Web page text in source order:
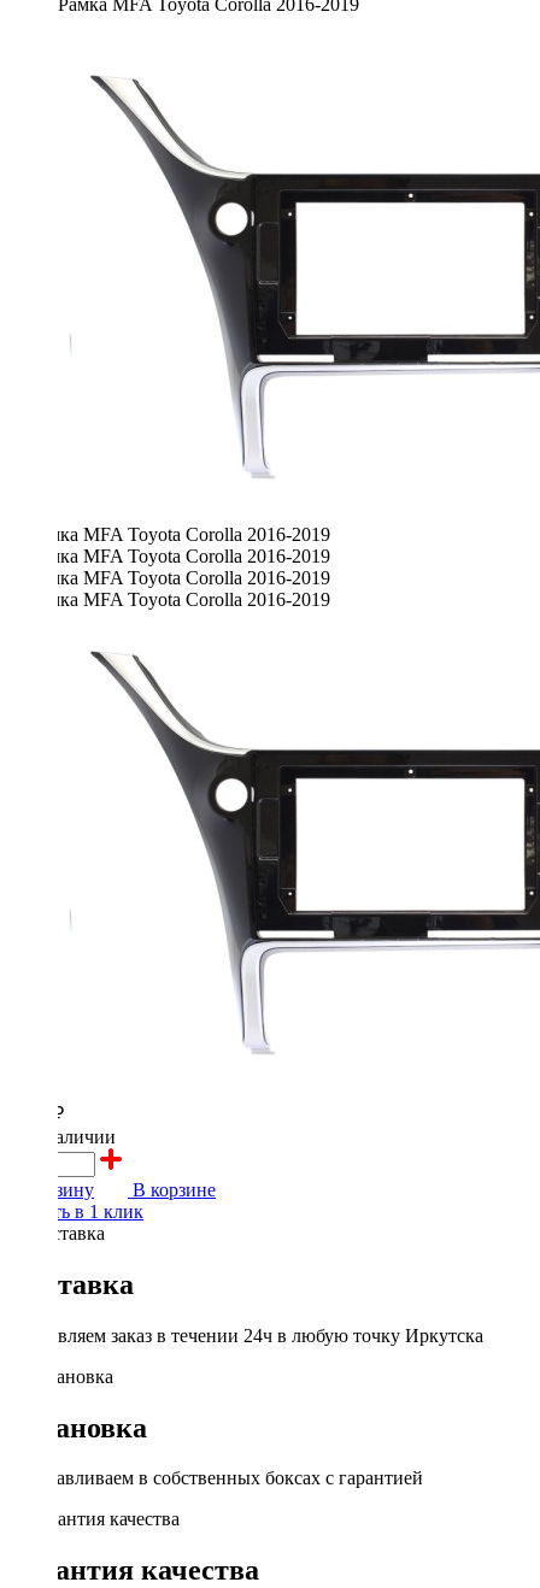
2900 ₽
в наличии
В корзину
В корзине
Купить в 1 клик
Доставка
Доставляем заказ в течении 24ч в любую точку Иркутска
Установка
Устанавливаем в собственных боксах с гарантией
Гарантия качества